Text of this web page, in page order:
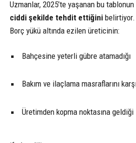
Uzmanlar, 2025’te yaşanan bu tablonun
ciddi şekilde tehdit ettiğini belirtiyor.
Borç yükü altında ezilen üreticinin:
Bahçesine yeterli gübre atamadığı
Bakım ve ilaçlama masraflarını
Üretimden kopma noktasına geldiği